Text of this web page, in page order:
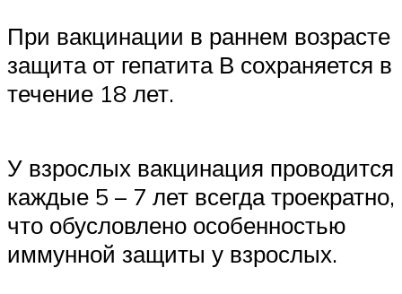
При вакцинации в раннем возрасте
защита от гепатита В сохраняется в
течение 18 лет.
У взрослых вакцинация проводится
каждые 5 – 7 лет всегда троекратно,
что обусловлено особенностью
иммунной защиты у взрослых.